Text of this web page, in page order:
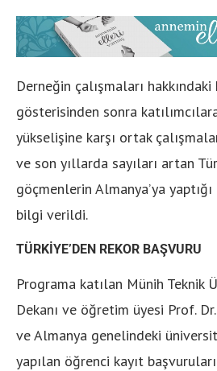
Derneğin çalışmaları hakkındaki
gösterisinden sonra
yükselişine karşı ortak
ve son yıllarda sayıları artan
göçmenlerin Almanya’ya
bilgi verildi.
TÜRKİYE’DEN REKOR BAŞVURU
Programa katılan Münih Teknik
Dekanı ve öğretim üyesi Prof.
ve Almanya genelindeki
yapılan öğrenci kayıt